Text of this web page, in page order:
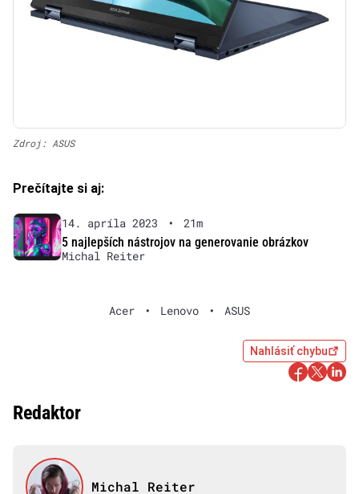
Zdroj: ASUS
Prečítajte si aj:
14. apríla 2023 •
21m
5 najlepších nástrojov na generovanie obrázkov
Michal Reiter
Acer • Lenovo • ASUS
Nahlásiť chybu
Redaktor
Michal Reiter